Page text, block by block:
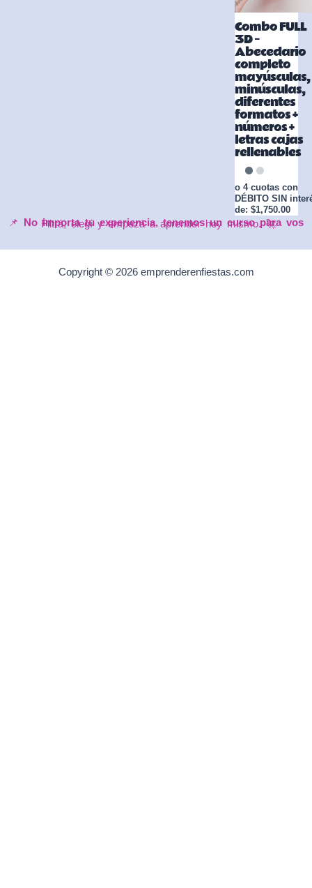
Combo FULL
3D –
Abecedario
completo
mayúsculas,
minúsculas,
diferentes
formatos +
números +
letras cajas
rellenables
o 4 cuotas con
DÉBITO SIN
de: $1,750.00
📌 No importa tu experiencia, tenemos un curso para vos
Filtrá, elegí y empezá a aprender hoy mismo. 🚀
Copyright © 2026 emprenderenfiestas.com